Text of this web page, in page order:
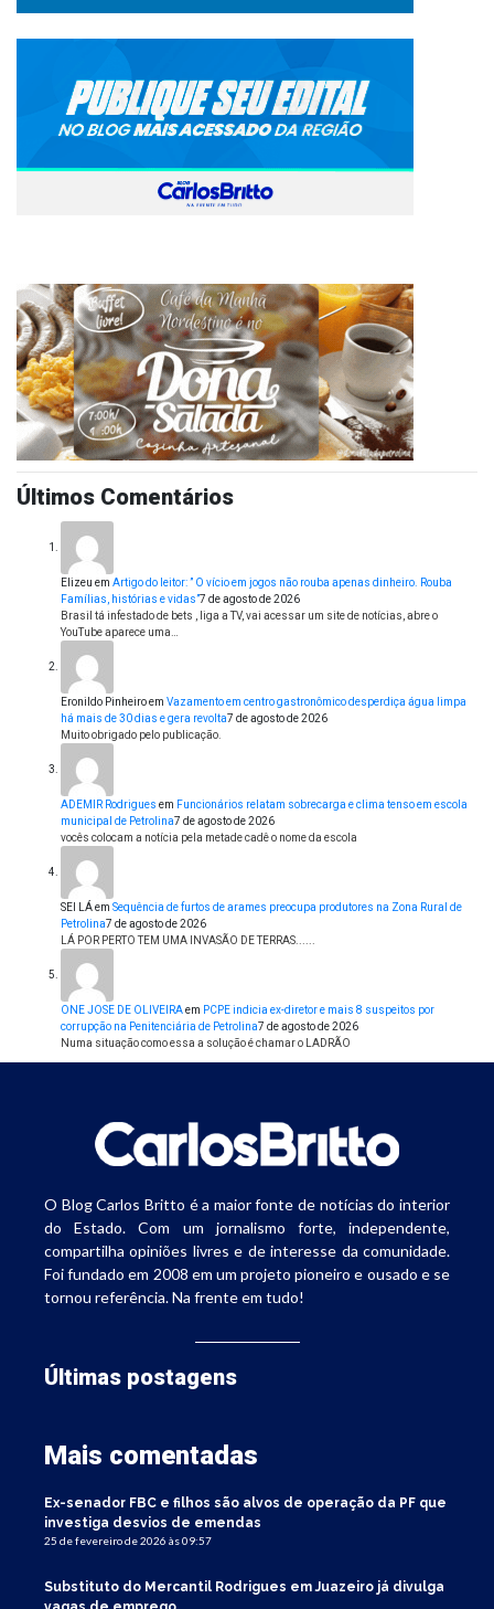
Últimos Comentários
Elizeu em Artigo do leitor: ” O vício em jogos não rouba apenas dinheiro. Rouba
Famílias, histórias e vidas”7 de agosto de 2026
Brasil tá infestado de bets , liga a TV, vai acessar um site de notícias, abre o
YouTube aparece uma…
Eronildo Pinheiroem Vazamento em centro gastronômico desperdiça água limpa
há mais de 30 dias e gera revolta7 de agosto de 2026
Muito obrigado pelo publicação.
ADEMIR Rodrigues em Funcionários relatam sobrecarga e clima tenso em escola
municipal de Petrolina7 de agosto de 2026
vocês colocam a notícia pela metade cadê o nome da escola
SEI LÁem Sequência de furtos de arames preocupa produtores na Zona Rural de
Petrolina7 de agosto de 2026
LÁ POR PERTO TEM UMA INVASÃO DE TERRAS......
ONE JOSE DE OLIVEIRAem PCPE indicia ex-diretor e mais 8 suspeitos por
corrupção na Penitenciária de Petrolina7 de agosto de 2026
Numa situação como essa a solução é chamar o LADRÃO
O Blog Carlos Britto é a maior fonte de notícias do interior
do Estado. Com um jornalismo forte, independente,
compartilha opiniões livres e de interesse da comunidade.
Foi fundado em 2008 em um projeto pioneiro e ousado e se
tornou referência. Na frente em tudo!
Últimas postagens
Mais comentadas
Ex-senador FBC e filhos são alvos de operação da PF que
investiga desvios de emendas
25 de fevereiro de 2026 às 09:57
Substituto do Mercantil Rodrigues em Juazeiro já divulga